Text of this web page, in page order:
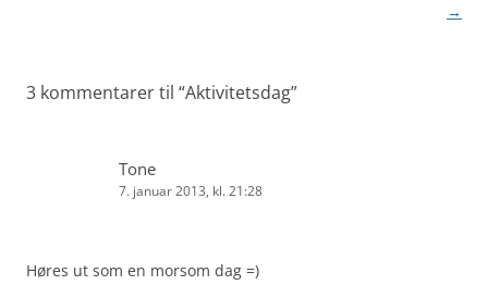
→
3 kommentarer til “Aktivitetsdag”
Tone
7. januar 2013, kl. 21:28
Høres ut som en morsom dag =)